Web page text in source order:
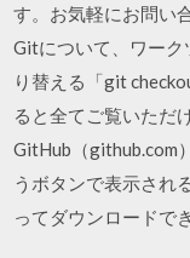
す。お気軽にお問い
Gitについて、ワーク
り替える「git
ると全てご覧いただ
GitHub（github.com
うボタンで表示され
ってダウンロードで